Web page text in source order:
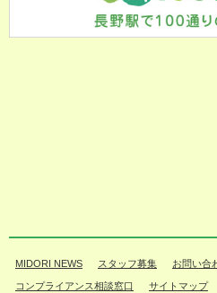
MIDORI NEWS スタッフ募集 お問い合
コンプライアンス相談窓口 サイトマップ